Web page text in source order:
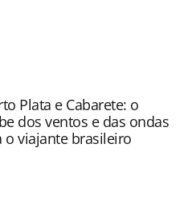
aviacao/empresas/2018/06/
criancas-
ferramentas oferecidas na
pela PANROTAS
brasileira sobre direito
sem autorização da
Plata e Cabarete: o
dos ventos e das ondas
o viajante brasileiro